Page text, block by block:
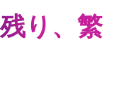
り、繁